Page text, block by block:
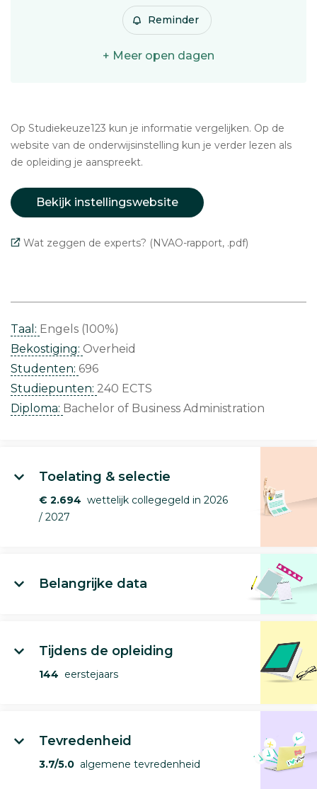
Reminder
+ Meer open dagen
Op Studiekeuze123 kun je informatie vergelijken. Op de
website van de onderwijsinstelling kun je verder lezen als
de opleiding je aanspreekt.
Bekijk instellingswebsite
Wat zeggen de experts? (NVAO-rapport, .pdf)
Taal: Engels (100%)
Bekostiging: Overheid
Studenten: 696
Studiepunten: 240 ECTS
Diploma: Bachelor of Business Administration
Toelating & selectie
€ 2.694 wettelijk collegegeld in 2026
/ 2027
Belangrijke data
Tijdens de opleiding
144 eerstejaars
Tevredenheid
3.7/5.0 algemene tevredenheid